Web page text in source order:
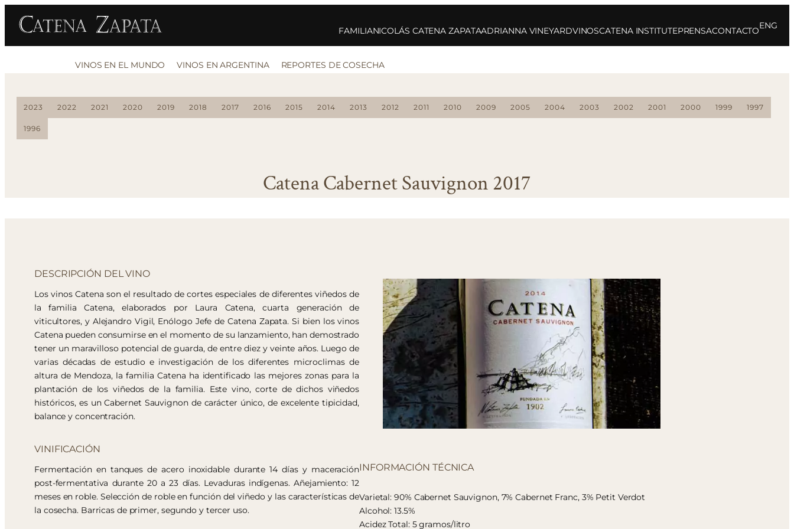
FAMILIANICOLÁS CATENA ZAPATAADRIANNA VINEYARDVINOSCATENA INSTITUTEPRENSACONTACTO
ENG
VINOS EN EL MUNDO VINOS EN ARGENTINA REPORTES DE COSECHA
2023 2022 2021 2020 2019 2018 2017 2016 2015 2014 2013 2012 2011 2010 2009 2005 2004 2003 2002 2001 2000 1999 1997
1996
Catena Cabernet Sauvignon 2017
DESCRIPCIÓN DEL VINO
Los vinos Catena son el resultado de cortes especiales de diferentes viñedos de
la familia Catena, elaborados por Laura Catena, cuarta generación de
viticultores, y Alejandro Vigil, Enólogo Jefe de Catena Zapata. Si bien los vinos
Catena pueden consumirse en el momento de su lanzamiento, han demostrado
tener un maravilloso potencial de guarda, de entre diez y veinte años. Luego de
varias décadas de estudio e investigación de los diferentes microclimas de
altura de Mendoza, la familia Catena ha identificado las mejores zonas para la
plantación de los viñedos de la familia. Este vino, corte de dichos viñedos
históricos, es un Cabernet Sauvignon de carácter único, de excelente tipicidad,
balance y concentración.
VINIFICACIÓN
Fermentación en tanques de acero inoxidable durante 14 días y maceración
post-fermentativa durante 20 a 23 días. Levaduras indígenas. Añejamiento: 12
meses en roble. Selección de roble en función del viñedo y las características de
la cosecha. Barricas de primer, segundo y tercer uso.
INFORMACIÓN TÉCNICA
Varietal: 90% Cabernet Sauvignon, 7% Cabernet Franc, 3% Petit Verdot
Alcohol: 13.5%
Acidez Total: 5 gramos/litro